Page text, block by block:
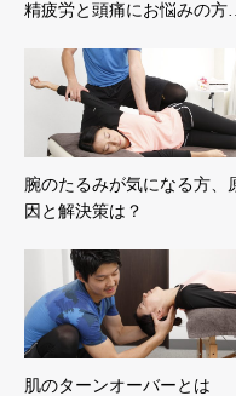
精疲労と頭痛にお悩みの
腕のたるみが気になる方、
因と解決策は？
肌のターンオーバーとは